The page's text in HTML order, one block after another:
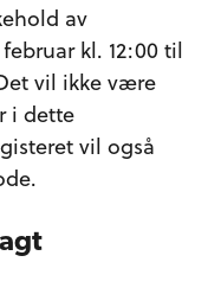
av
kl. 12:00 til
vil ikke være
i dette
vil også